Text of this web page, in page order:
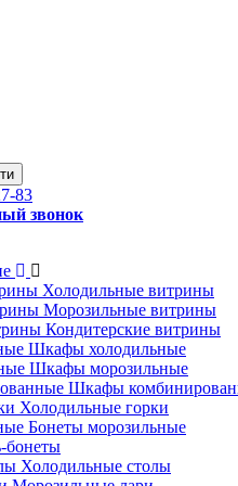
83
звонок
Холодильные витрины
Морозильные витрины
Кондитерские витрины
Шкафы холодильные
Шкафы морозильные
Шкафы
Холодильные горки
Бонеты морозильные
бонеты
Холодильные столы